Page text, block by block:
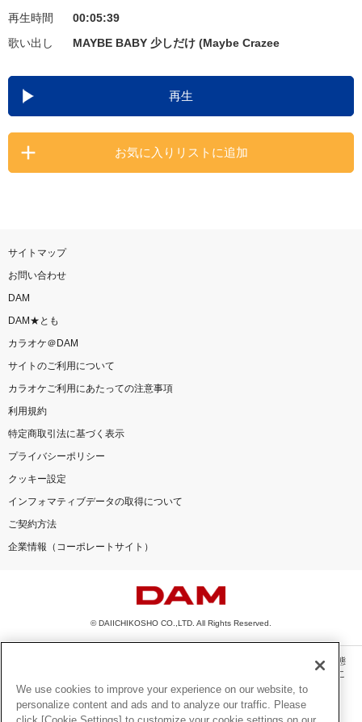
お知らせ よくあるご質問
DAMの新曲・ランキングなど
カラオケ最新情報をチェック！
再生時間
00:05:39
歌い出し
MAYBE BABY 少しだけ (Maybe Crazee
再生
お気に入りリストに追加
サイトマップ
お問い合わせ
DAM
DAM★とも
カラオケ＠DAM
サイトのご利用について
カラオケご利用にあたっての注意事項
利用規約
特定商取引法に基づく表示
プライバシーポリシー
クッキー設定
インフォマティブデータの取得について
ご契約方法
企業情報（コーポレートサイト）
© DAIICHIKOSHO CO.,LTD. All Rights Reserved.
このサイトに掲載されている一切の文章・画像・写真・動画・音声等を、手段や形態
を問わず、著作権法の定める範囲を超えて無断で複製、転載、ファイル化などするこ
とを禁じます。
楽曲及びコンテンツは、機種によりご利用いただけない場合があります。
We use cookies to improve your experience on our website, to
personalize content and ads and to analyze our traffic. Please